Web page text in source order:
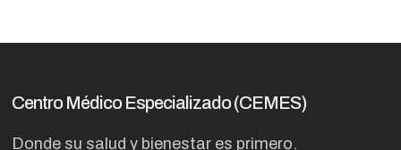
Centro Médico Especializado (CEMES)
Donde su salud y bienestar es primero.